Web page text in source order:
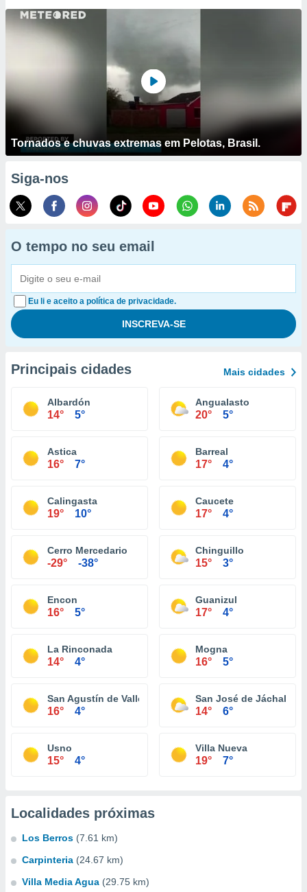
Tornados e chuvas extremas em Pelotas, Brasil.
Siga-nos
O tempo no seu email
Eu li e aceito a política de privacidade.
Principais cidades Mais cidades
Albardón
14° 5°
Angualasto
20° 5°
Astica
16° 7°
Barreal
17° 4°
Calingasta
19° 10°
Caucete
17° 4°
Cerro Mercedario
-29° -38°
Chinguillo
15° 3°
Encon
16° 5°
Guanizul
17° 4°
La Rinconada
14° 4°
Mogna
16° 5°
San Agustín de Valle Fertíl
16° 4°
San José de Jáchal
14° 6°
Usno
15° 4°
Villa Nueva
19° 7°
Localidades próximas
Los Berros (7.61 km)
Carpinteria (24.67 km)
Villa Media Agua (29.75 km)